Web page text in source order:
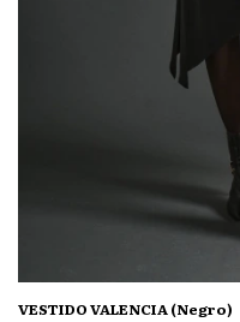
VESTIDO VALENCIA (Negro)